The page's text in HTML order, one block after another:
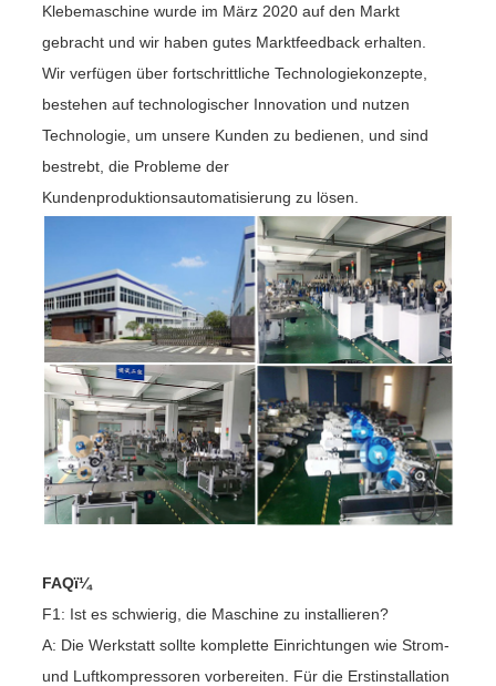
Klebemaschine wurde im März 2020 auf den Markt
gebracht und wir haben gutes Marktfeedback erhalten.
Wir verfügen über fortschrittliche Technologiekonzepte,
bestehen auf technologischer Innovation und nutzen
Technologie, um unsere Kunden zu bedienen, und sind
bestrebt, die Probleme der
Kundenproduktionsautomatisierung zu lösen.
FAQï¼
F1: Ist es schwierig, die Maschine zu installieren?
A: Die Werkstatt sollte komplette Einrichtungen wie Strom-
und Luftkompressoren vorbereiten. Für die Erstinstallation